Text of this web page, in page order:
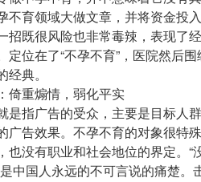
不育领域大做文章，并将资金投
招既很风险也非常毒辣，表现了
定位在了“不孕不育”，医院然
典。
重煽情，弱化平实
指广告的受众，主要是目标人群
广告效果。不孕不育的对象很特
也没有职业和社会地位的界定。
中国人永远的不可言说的痛楚